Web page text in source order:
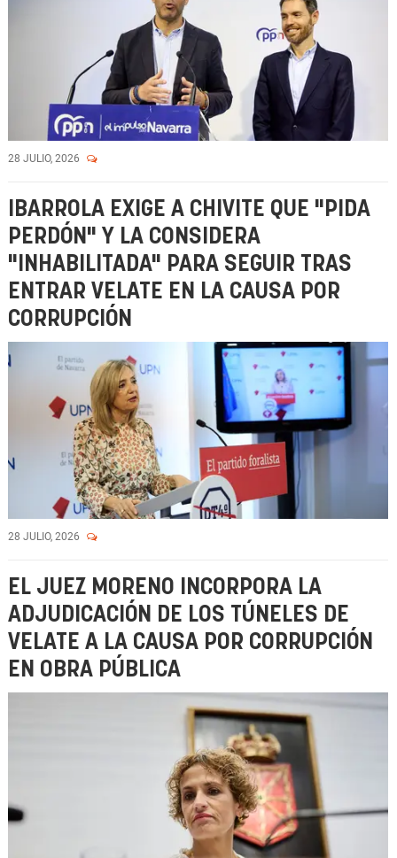
28 JULIO, 2026
IBARROLA EXIGE A CHIVITE QUE "PIDA
PERDÓN" Y LA CONSIDERA
"INHABILITADA" PARA SEGUIR TRAS
ENTRAR VELATE EN LA CAUSA POR
CORRUPCIÓN
28 JULIO, 2026
EL JUEZ MORENO INCORPORA LA
ADJUDICACIÓN DE LOS TÚNELES DE
VELATE A LA CAUSA POR CORRUPCIÓN
EN OBRA PÚBLICA